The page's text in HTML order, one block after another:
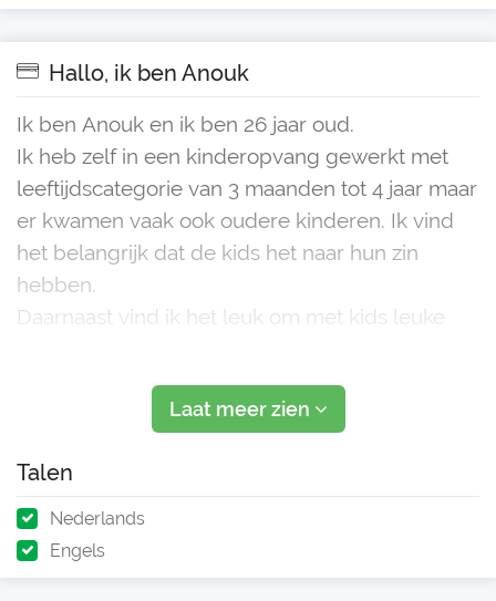
Hallo, ik ben Anouk
Ik ben Anouk en ik ben 26 jaar oud.
Ik heb zelf in een kinderopvang gewerkt met
leeftijdscategorie van 3 maanden tot 4 jaar maar
er kwamen vaak ook oudere kinderen. Ik vind
het belangrijk dat de kids het naar hun zin
hebben.
Daarnaast vind ik het leuk om met kids leuke
Ik ben een sportief persoon die van iedere dag
geniet en ik sta heel positief i
Laat meer zien
Talen
Nederlands
Engels